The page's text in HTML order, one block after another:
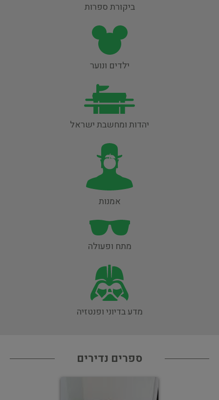
ביקורת ספרות
ילדים ונוער
יהדות ומחשבת ישראל
אמנות
מתח ופעולה
מדע בדיוני ופנטזיה
ספרים נדירים